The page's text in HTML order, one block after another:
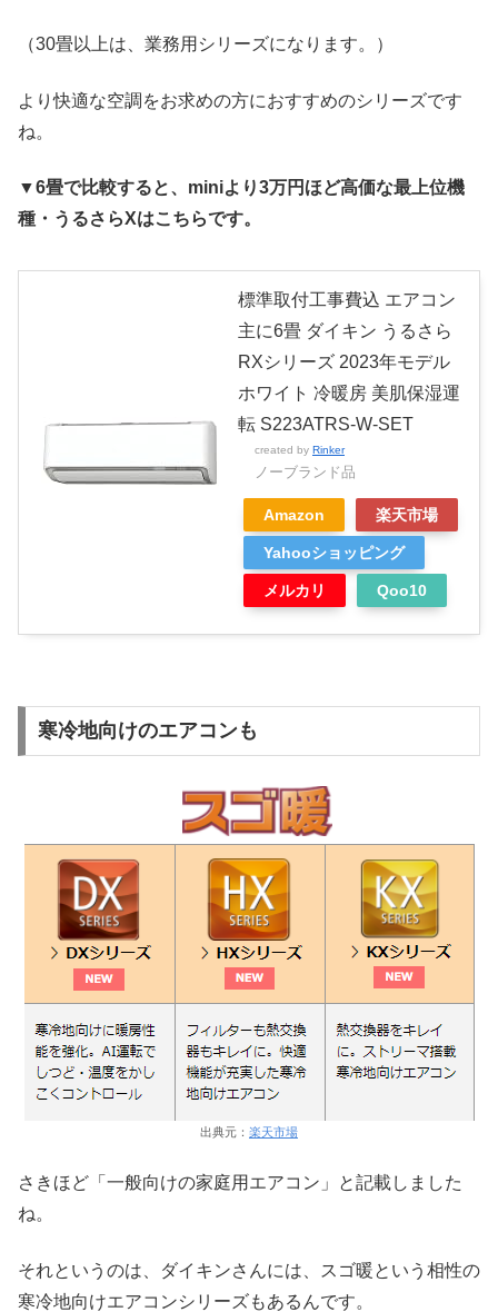
（30畳以上は、業務用シリーズになります。）
より快適な空調をお求めの方におすすめのシリーズです
ね。
▼6畳で比較すると、miniより3万円ほど高価な最上位機
種・うるさらXはこちらです。
標準取付工事費込 エアコン
主に6畳 ダイキン うるさら
RXシリーズ 2023年モデル
ホワイト 冷暖房 美肌保湿運
転 S223ATRS-W-SET
created by Rinker
ノーブランド品
Amazon 楽天市場
Yahooショッピング
メルカリ Qoo10
寒冷地向けのエアコンも
出典元： 楽天市場
さきほど「一般向けの家庭用エアコン」と記載しました
ね。
それというのは、ダイキンさんには、スゴ暖という相性の
寒冷地向けエアコンシリーズもあるんです。